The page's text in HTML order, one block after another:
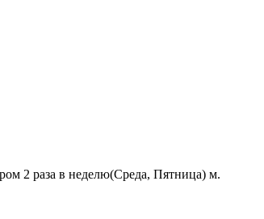
2 раза в неделю(Среда, Пятница) м.